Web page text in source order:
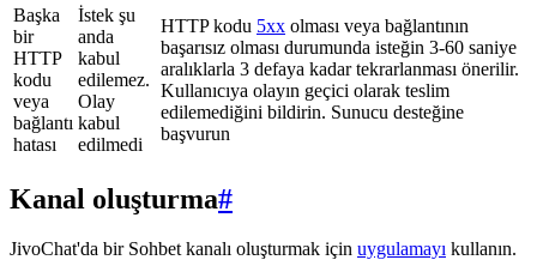
Başka
bir
HTTP
kodu
veya
bağlantı
hatası
İstek şu
anda
kabul
edilemez.
Olay
kabul
edilmedi
HTTP kodu 5xx olması veya bağlantının
başarısız olması durumunda isteğin 3-60 saniye
aralıklarla 3 defaya kadar tekrarlanması önerilir.
Kullanıcıya olayın geçici olarak teslim
edilemediğini bildirin. Sunucu desteğine
başvurun
Kanal oluşturma#
JivoChat'da bir Sohbet kanalı oluşturmak için uygulamayı kullanın.